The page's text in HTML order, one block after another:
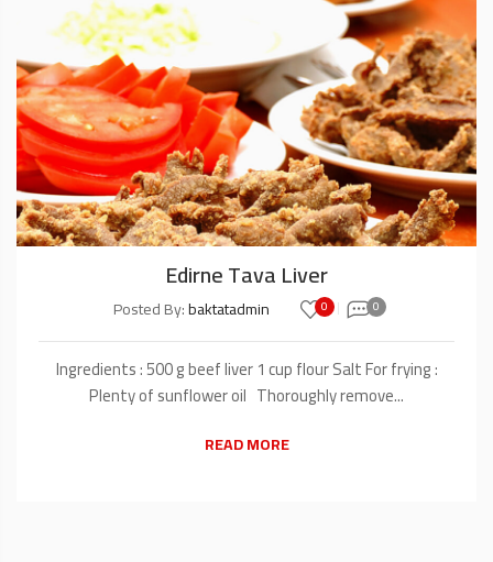
Edirne Tava Liver
Posted By:baktatadmin 0 0
Ingredients : 500 g beef liver 1 cup flour Salt For frying :
Plenty of sunflower oil Thoroughly remove...
READ MORE